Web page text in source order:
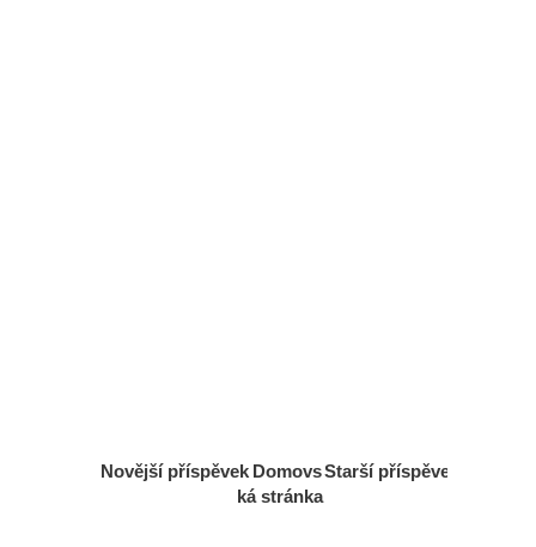
Novější příspěvek Starší příspěvek
Domovs
ká stránka